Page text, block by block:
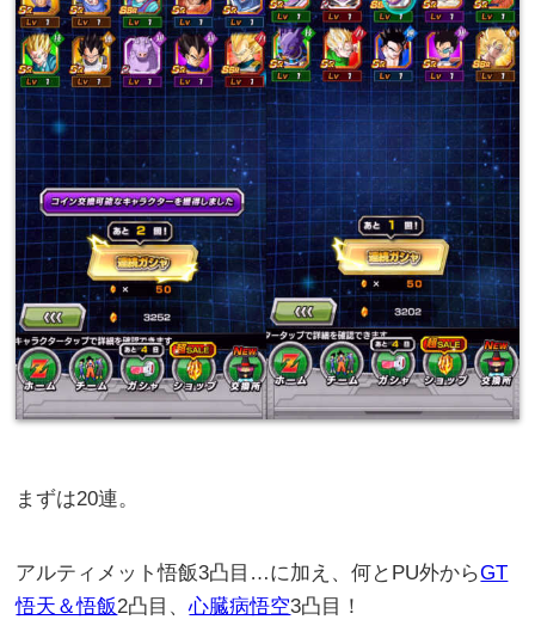
まずは20連。
アルティメット悟飯3凸目…に加え、何とPU外からGT
悟天＆悟飯2凸目、心臓病悟空3凸目！